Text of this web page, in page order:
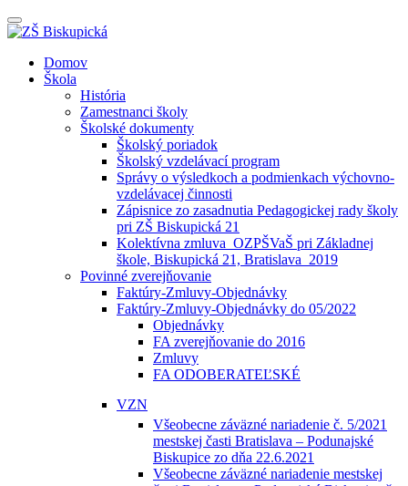
Prepínateľná
navigácia
Prejsť
Domov
Škola
História
Zamestnanci školy
Školské dokumenty
Školský poriadok
Školský vzdelávací program
Správy o výsledkoch a podmienkach výchovno-
vzdelávacej činnosti
Zápisnice zo zasadnutia Pedagogickej rady školy
pri ZŠ Biskupická 21
Kolektívna zmluva_OZPŠVaŠ pri Základnej
škole, Biskupická 21, Bratislava_2019
Povinné zverejňovanie
Faktúry-Zmluvy-Objednávky
Faktúry-Zmluvy-Objednávky do 05/2022
Objednávky
FA zverejňovanie do 2016
Zmluvy
FA ODOBERATEĽSKÉ
VZN
Všeobecne záväzné nariadenie č. 5/2021
mestskej časti Bratislava – Podunajské
Biskupice zo dňa 22.6.2021
Všeobecne záväzné nariadenie mestskej